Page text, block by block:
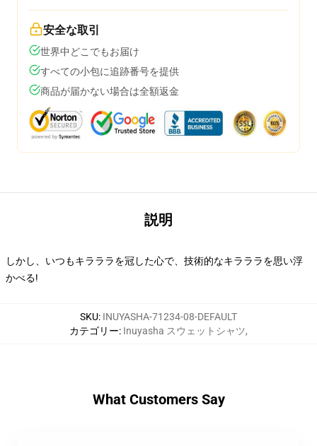
安全な取引
世界中どこでもお届け
すべての小包に追跡番号を提供
商品が届かない場合は全額返金
説明
しかし、いつもキラララを冠した心で、技術的なキラララを思い浮
かべる!
SKU: INUYASHA-71234-08-DEFAULT
カテゴリー: Inuyasha スウェットシャツ,
What Customers Say